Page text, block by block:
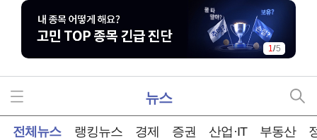
2/5
뉴스
전체뉴스 랭킹뉴스 경제 증권 산업·IT 부동산